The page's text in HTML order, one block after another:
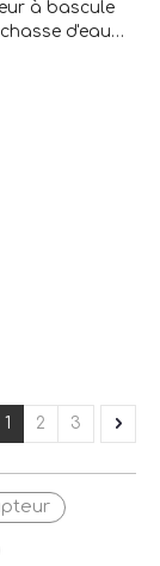
à bascule
d'eau
1 2 3